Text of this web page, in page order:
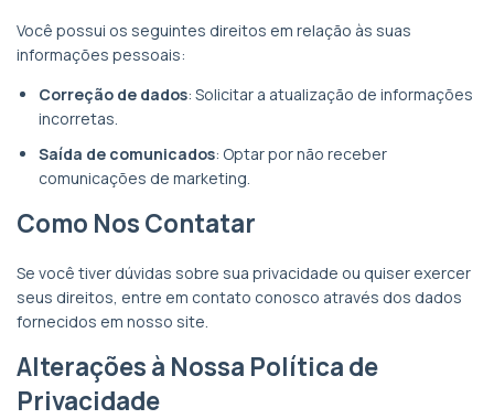
Você possui os seguintes direitos em relação às suas
informações pessoais:
Correção de dados: Solicitar a atualização de informações
incorretas.
Saída de comunicados: Optar por não receber
comunicações de marketing.
Como Nos Contatar
Se você tiver dúvidas sobre sua privacidade ou quiser exercer
seus direitos, entre em contato conosco através dos dados
fornecidos em nosso site.
Alterações à Nossa Política de
Privacidade